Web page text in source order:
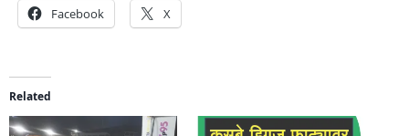
Facebook X
Related